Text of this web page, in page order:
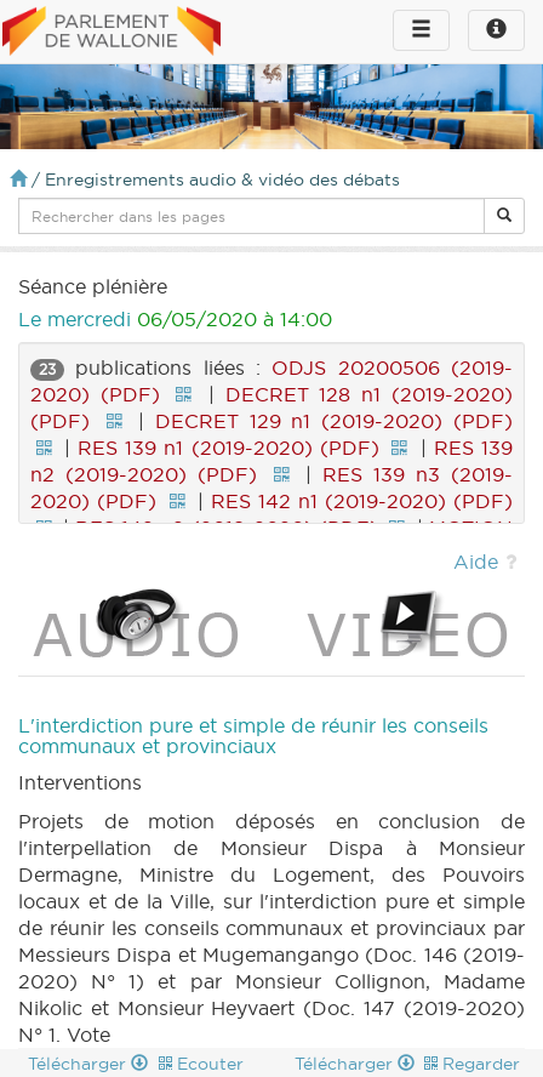
Toggle
infos
Toggle
navigation
/ Enregistrements audio & vidéo des débats
Séance plénière
Le mercredi 06/05/2020 à 14:00
23 publications liées : ODJS 20200506 (2019-
2020) (PDF)
| DECRET 128 n1 (2019-2020)
(PDF)
| DECRET 129 n1 (2019-2020) (PDF)
| RES 139 n1 (2019-2020) (PDF) | RES 139
n2 (2019-2020) (PDF)
| RES 139 n3 (2019-
2020) (PDF)
| RES 142 n1 (2019-2020) (PDF)
|RES 142 n2 (2019-2020) (PDF) |MOTION
MOTION 133 n1
2020) (PDF)
|MOTION 143 n1 (2019-2020)
(PDF)
|MOTION 143 n2 (2019-2020) (PDF)
|MOTION 144 n1 (2019-2020) (PDF)
|
145 n2 (2019-2020) (PDF)
|
MOTION 146 n1
(2019-2020) (PDF)
|
(PDF)
|
(PDF)
| CRA 22 (2019-2020) (PDF) | QA
15 (2019-2020) (PDF)
|
CRI 22 (2019-2020)
(PDF)
Aide
L'interdiction pure et simple de réunir les conseils
communaux et provinciaux
Interventions
Projets de motion déposés en conclusion de
l'interpellation de Monsieur Dispa à Monsieur
Dermagne, Ministre du Logement, des Pouvoirs
locaux et de la Ville, sur l'interdiction pure et simple
de réunir les conseils communaux et provinciaux par
Messieurs Dispa et Mugemangango (Doc. 146 (2019-
2020) N° 1) et par Monsieur Collignon, Madame
Nikolic et Monsieur Heyvaert (Doc. 147 (2019-2020)
N° 1. Vote
Télécharger Ecouter Télécharger Regarder